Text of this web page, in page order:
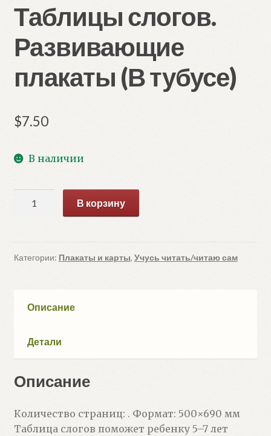
Таблицы слогов.
Развивающие
плакаты (В тубусе)
$7.50
В наличии
слогов.
Развивающие
тубусе)
В корзину
Категории: Плакаты и карты, Учусь читать/читаю сам
Описание
Детали
Описание
Количество страниц: . Формат: 500×690 мм
Таблица слогов поможет ребенку 5–7 лет